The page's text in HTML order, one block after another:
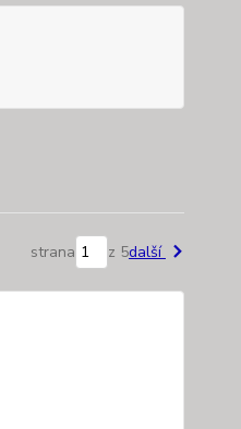
strana z 5další